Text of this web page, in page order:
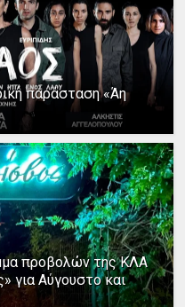
παράσταση «Άη
προβολών της ΚΛΑ
για Αύγουστο και